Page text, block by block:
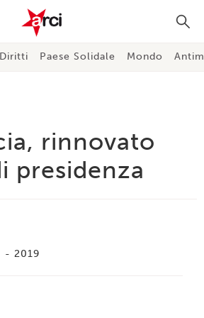
Diritti Paese Solidale Mondo
rinnovato
presidenza
- 2019